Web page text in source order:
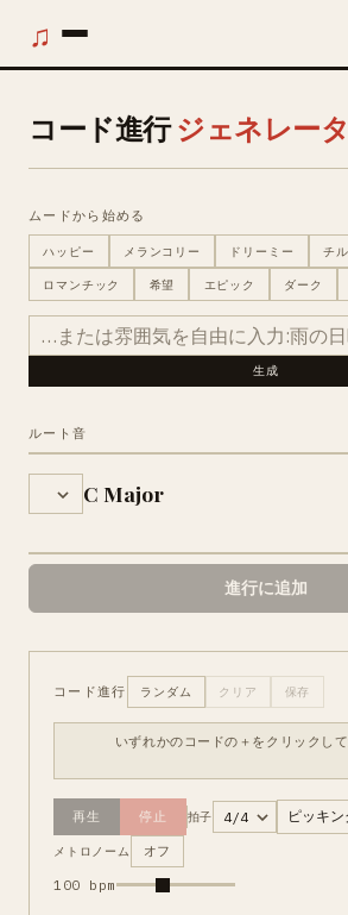
♫
コード進行ジェネレー
ムードから始める
ハッピー メランコリー ドリーミー チル
ロマンチック 希望 エピック ダーク
生成
ルート音
C Major
進行に追加
コード進行 ランダム クリア 保存
再生 停止 拍子
メトロノーム オフ
100 bpm